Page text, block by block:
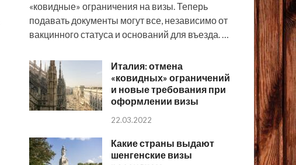
«ковидные» ограничения на визы. Теперь
подавать документы могут все, независимо от
вакцинного статуса и оснований для въезда. …
Италия: отмена
«ковидных» ограничений
и новые требования при
оформлении визы
22.03.2022
Какие страны выдают
шенгенские визы